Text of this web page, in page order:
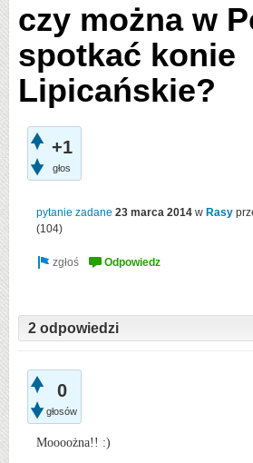
czy można w
spotkać konie
Lipicańskie?
+1
głos
pytanie zadane 23 marca 2014 w Rasy
(104)
2 odpowiedzi
0
głosów
Moooożna!! :)